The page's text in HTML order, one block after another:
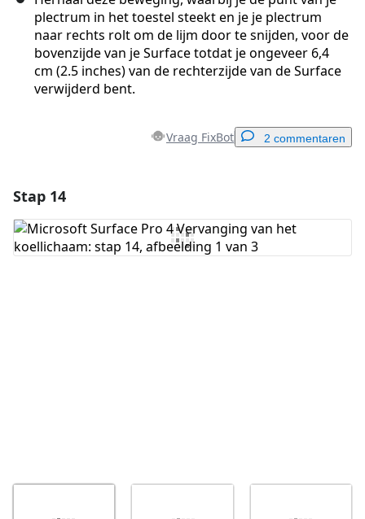
plectrum in het toestel steekt en je je plectrum
naar rechts rolt om de lijm door te snijden, voor de
bovenzijde van je Surface totdat je ongeveer 6,4
cm (2.5 inches) van de rechterzijde van de Surface
verwijderd bent.
Vraag FixBot 2 commentaren
Voeg opmerking toe
Stap 14